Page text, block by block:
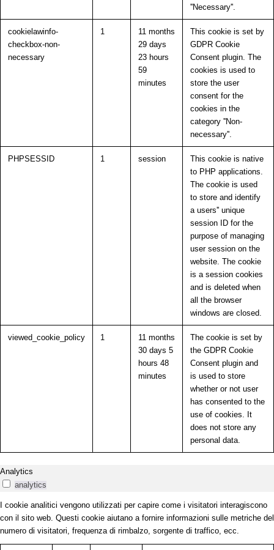
''Necessary''.
cookielawinfo-
checkbox-non-
necessary
1
11 months
29 days
23 hours
59
minutes
This cookie is set by
GDPR Cookie
Consent plugin. The
cookies is used to
store the user
consent for the
cookies in the
category ''Non-
necessary''.
PHPSESSID 1 session
This cookie is native
to PHP applications.
The cookie is used
to store and identify
a users'' unique
session ID for the
purpose of managing
user session on the
website. The cookie
is a session cookies
and is deleted when
all the browser
windows are closed.
viewed_cookie_policy 1
11 months
30 days 5
hours 48
minutes
The cookie is set by
the GDPR Cookie
Consent plugin and
is used to store
whether or not user
has consented to the
use of cookies. It
does not store any
personal data.
Analytics
analytics
I cookie analitici vengono utilizzati per capire come i visitatori interagiscono
con il sito web. Questi cookie aiutano a fornire informazioni sulle metriche del
numero di visitatori, frequenza di rimbalzo, sorgente di traffico, ecc.